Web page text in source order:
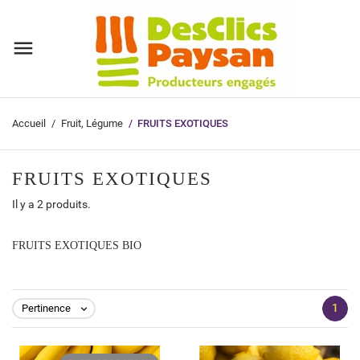
Accueil Fruit, Légume FRUITS EXOTIQUES
FRUITS EXOTIQUES
Il y a 2 produits.
FRUITS EXOTIQUES BIO
Pertinence  1